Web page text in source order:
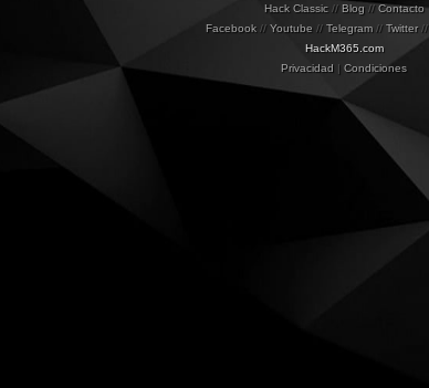
Hack Classic// Blog// Contacto
Facebook // Youtube // Telegram// Twitter//
HackM365.com
Privacidad | Condiciones